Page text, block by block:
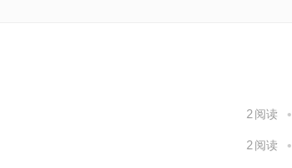
2 阅读
2 阅读